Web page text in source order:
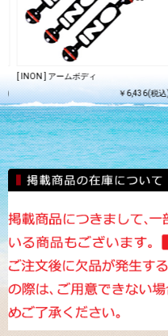
)
[ INON ] アームボディ
￥6,436(税込